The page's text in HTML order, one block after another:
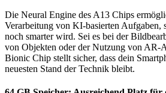
Die Neural Engine des A13 Chips
Verarbeitung von KI-basierten Aufgaben,
noch smarter wird. Sei es bei der
von Objekten oder der Nutzung von AR-
Bionic Chip stellt sicher, dass dein
neuesten Stand der Technik bleibt.